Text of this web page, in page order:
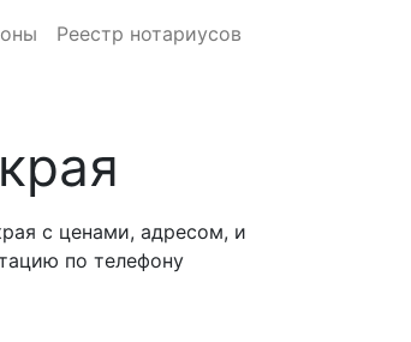
Реестр нотариусов
с ценами, адресом, и
по телефону